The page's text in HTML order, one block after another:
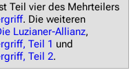
Teil vier des Mehrteilers
. Die weiteren
Luzianer-Allianz,
Teil 1 und
Teil 2.